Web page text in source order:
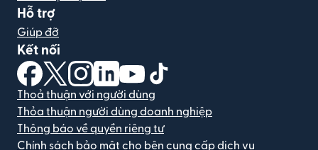
Hỗ trợ
Giúp đỡ
Kết nối
(mở trong cửa sổ mới)
(mở trong cửa sổ mới)
(mở trong cửa sổ mới)
(mở trong cửa sổ mới)
(mở trong cửa sổ mới)
Thoả thuận với người dùng
Thỏa thuận người dùng doanh nghiệp
Thông báo về quyền riêng tư
Chính sách bảo mật cho bên cung cấp dịch vụ